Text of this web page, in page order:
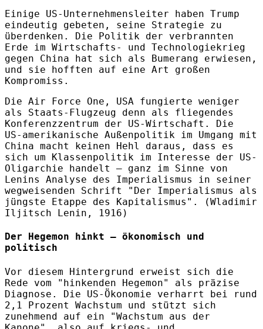
Einige US-Unternehmensleiter haben Trump
eindeutig gebeten, seine Strategie zu
überdenken. Die Politik der verbrannten
Erde im Wirtschafts- und Technologiekrieg
gegen China hat sich als Bumerang erwiesen,
und sie hofften auf eine Art großen
Kompromiss.
Die Air Force One, USA fungierte weniger
als Staats-Flugzeug denn als fliegendes
Konferenzzentrum der US‑Wirtschaft. Die
US‑amerikanische Außenpolitik im Umgang mit
China macht keinen Hehl daraus, dass es
sich um Klassenpolitik im Interesse der US-
Oligarchie handelt – ganz im Sinne von
Lenins Analyse des Imperialismus in seiner
wegweisenden Schrift "Der Imperialismus als
jüngste Etappe des Kapitalismus". (Wladimir
Iljitsch Lenin, 1916)
Der Hegemon hinkt – ökonomisch und
politisch
Vor diesem Hintergrund erweist sich die
Rede vom "hinkenden Hegemon" als präzise
Diagnose. Die US‑Ökonomie verharrt bei rund
2,1 Prozent Wachstum und stützt sich
zunehmend auf ein "Wachstum aus der